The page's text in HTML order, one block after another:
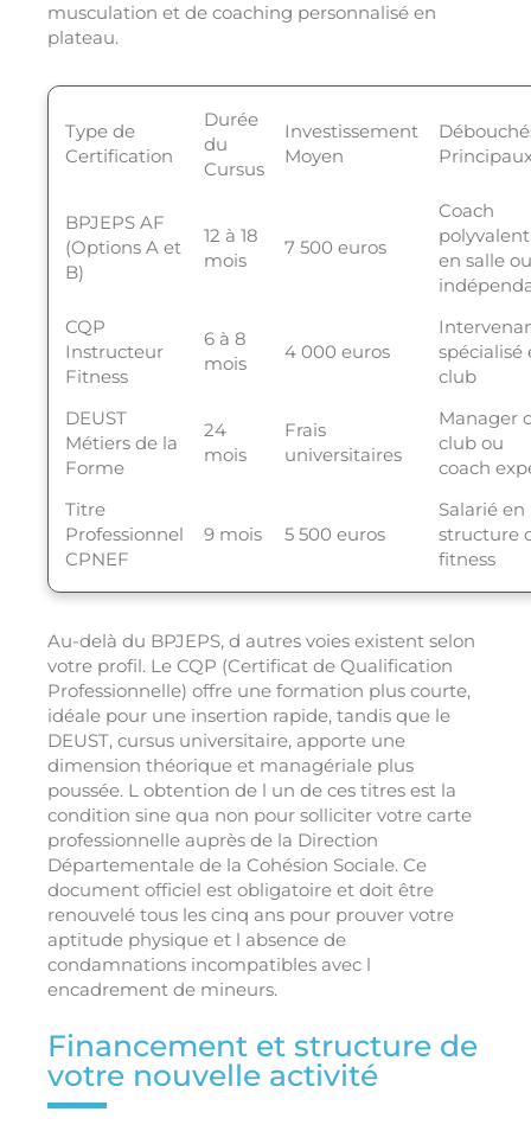
musculation et de coaching personnalisé en
plateau.
Type de
Certification
Durée
du
Cursus
Investissement
Moyen
BPJEPS AF
(Options A et
B)
12 à 18
mois
7 500 euros
Coach
polyvalent
en salle ou
CQP
Instructeur
Fitness
6 à 8
mois
4 000 euros
spécialisé
club
DEUST
Métiers de la
Forme
24
mois
Frais
universitaires
Manager
club ou
coach
Titre
Professionnel
CPNEF
9 mois 5 500 euros
Salarié en
structure
fitness
Au-delà du BPJEPS, d autres voies existent selon
votre profil. Le CQP (Certificat de Qualification
Professionnelle) offre une formation plus courte,
idéale pour une insertion rapide, tandis que le
DEUST, cursus universitaire, apporte une
dimension théorique et managériale plus
poussée. L obtention de l un de ces titres est la
condition sine qua non pour solliciter votre carte
professionnelle auprès de la Direction
Départementale de la Cohésion Sociale. Ce
document officiel est obligatoire et doit être
renouvelé tous les cinq ans pour prouver votre
aptitude physique et l absence de
condamnations incompatibles avec l
encadrement de mineurs.
Financement et structure de
votre nouvelle activité